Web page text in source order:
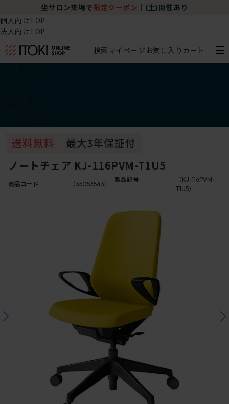
坐サロン来場で 限定クーポン (土)開催あり
個人向けTOP
法人向けTOP
検索マイページ お気に入り カート
ノートチェア KJ-116PVM-T1U5
商品コード （35053543）
製品記号
（KJ-116PVM-
T1U5）